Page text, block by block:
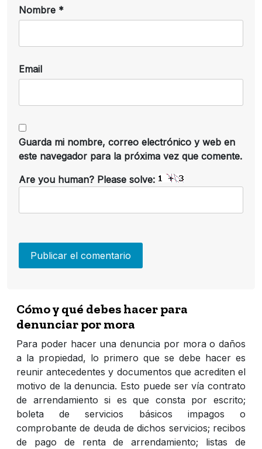
Nombre *
Email
Guarda mi nombre, correo electrónico y web en
este navegador para la próxima vez que comente.
Are you human? Please solve:
Cómo y qué debes hacer para
denunciar por mora
Para poder hacer una denuncia por mora o daños
a la propiedad, lo primero que se debe hacer es
reunir antecedentes y documentos que acrediten el
motivo de la denuncia. Esto puede ser vía contrato
de arrendamiento si es que consta por escrito;
boleta de servicios básicos impagos o
comprobante de deuda de dichos servicios; recibos
de pago de renta de arrendamiento; listas de